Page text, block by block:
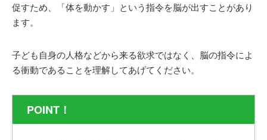
促すため、「体を動かす」という指令を脳が出すことがあり
ます。
子ども自身の人格などから来る欲求ではなく、脳の指令によ
る衝動であることを理解してあげてください。
POINT！